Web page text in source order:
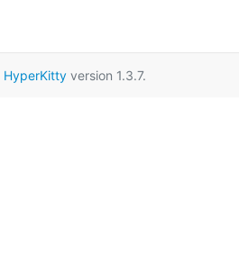
HyperKittyversion 1.3.7.